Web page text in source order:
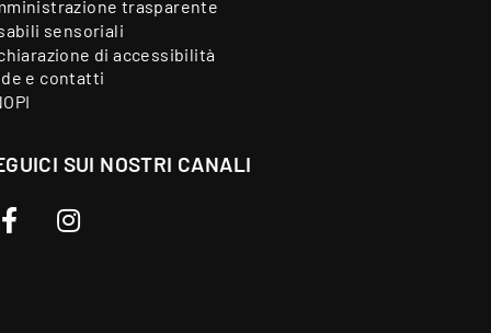
trasparente
sensoriali
di accessibilità
e contatti
SUI NOSTRI CANALI
Facebook